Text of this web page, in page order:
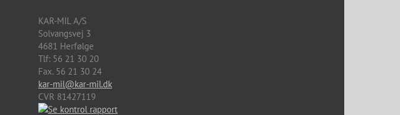
KAR-MIL A/S
Solvangsvej 3
4681 Herfølge
Tlf: 56 21 30 20
Fax. 56 21 30 24
kar-mil@kar-mil.dk
CVR 81427119